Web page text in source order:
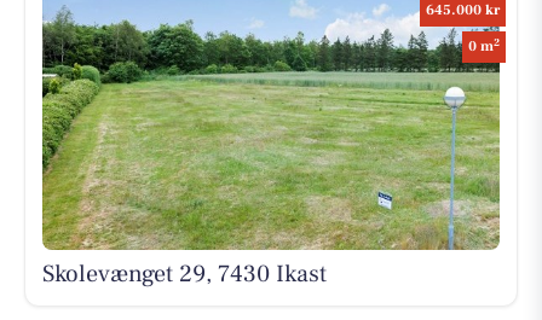
645.000 kr
0 m2
Skolevænget 29, 7430 Ikast